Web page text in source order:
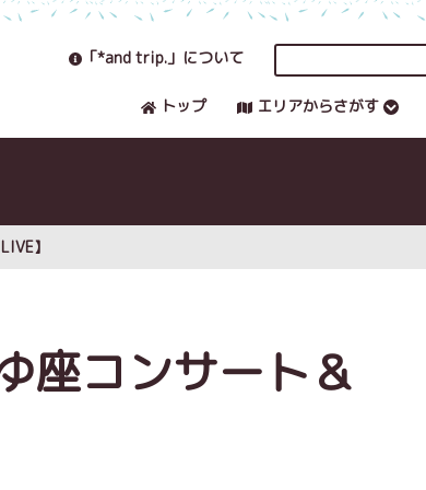
「*and trip.」について
トップ エリアからさがす
】
座コンサート＆